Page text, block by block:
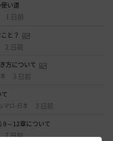
い道
1 日前
と？
2 日前
方について
3 日前
マロ-日本 3 日前
9～12章について
7 日前